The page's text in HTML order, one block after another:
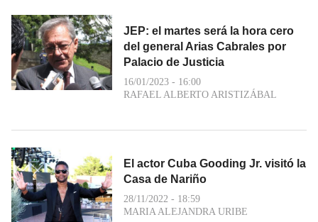
JEP: el martes será la hora cero
del general Arias Cabrales por
Palacio de Justicia
16/01/2023 - 16:00
RAFAEL ALBERTO ARISTIZÁBAL
El actor Cuba Gooding Jr. visitó la
Casa de Nariño
28/11/2022 - 18:59
MARIA ALEJANDRA URIBE